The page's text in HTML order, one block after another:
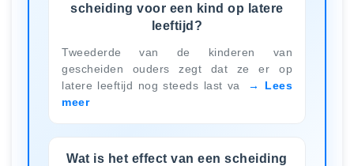
scheiding voor een kind op latere
leeftijd?
Tweederde van de kinderen van
gescheiden ouders zegt dat ze er op
latere leeftijd nog steeds last va
Lees
meer
Wat is het effect van een scheiding